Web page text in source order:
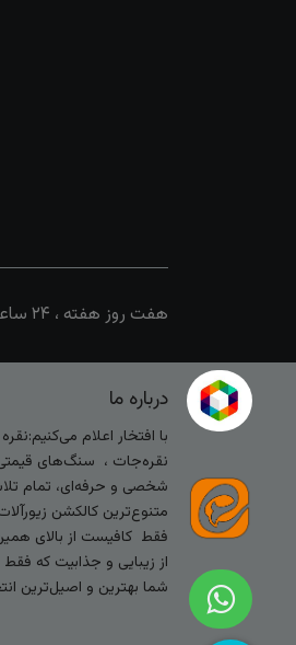
هفت روز هفته ، ۲۴ ساعت شبانه‌روز پاسخگوی شما هستیم
درباره ما
با افتخار اعلام
نقره‌جات ، سنگ‌های قیمتی
شخصی و حرفه‌ای، تمام
متنوع‌ترین کالکشن
فقط کافیست از بالای
از زیبایی و جذابیت که
شما بهترین و اصیل‌ترین